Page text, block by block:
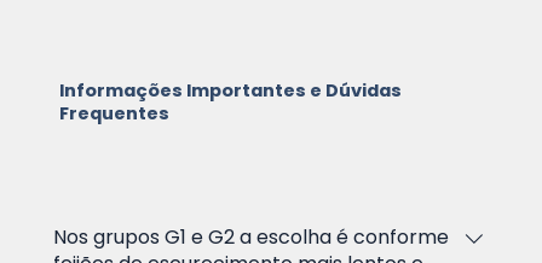
Informações Importantes e Dúvidas
Frequentes
Nos grupos G1 e G2 a escolha é conforme